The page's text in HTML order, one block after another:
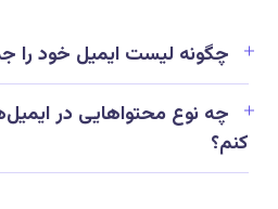
چگونه لیست ایمیل خود را
چه نوع محتواهایی در
کنم؟